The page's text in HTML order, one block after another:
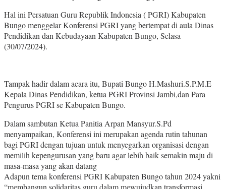
Hal ini Persatuan Guru Republik Indonesia ( PGRI) Kabupaten
Bungo menggelar Konferensi PGRI yang bertempat di aula Dinas
Pendidikan dan Kebudayaan Kabupaten Bungo, Selasa
(30/07/2024).
Tampak hadir dalam acara itu, Bupati Bungo H.Mashuri.S.P.M.E
Kepala Dinas Pendidikan, ketua PGRI Provinsi Jambi,dan Para
Pengurus PGRI se Kabupaten Bungo.
Dalam sambutan Ketua Panitia Arpan Mansyur.S.Pd
menyampaikan, Konferensi ini merupakan agenda rutin tahunan
bagi PGRI dengan tujuan untuk menyegarkan organisasi dengan
memilih kepengurusan yang baru agar lebih baik semakin maju di
masa-masa yang akan datang
Adapun tema konferensi PGRI Kabupaten Bungo tahun 2024 yakni
“membangun solidaritas guru dalam mewujudkan transformasi